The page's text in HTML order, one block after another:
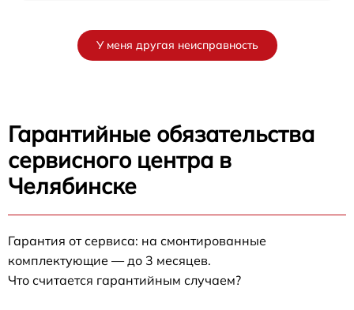
У меня другая неисправность
Гарантийные обязательства
сервисного центра в
Челябинске
Гарантия от сервиса: на смонтированные
комплектующие — до 3 месяцев.
Что считается гарантийным случаем?